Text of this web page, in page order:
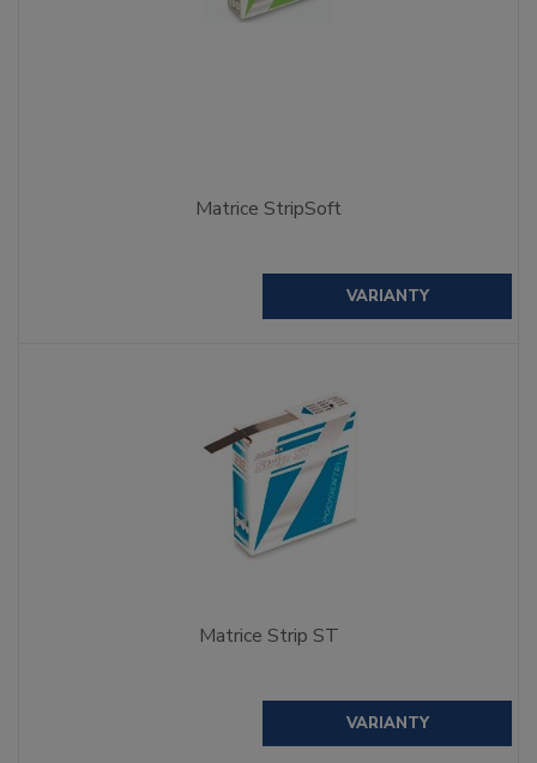
Matrice StripSoft
VARIANTY
Matrice Strip ST
VARIANTY